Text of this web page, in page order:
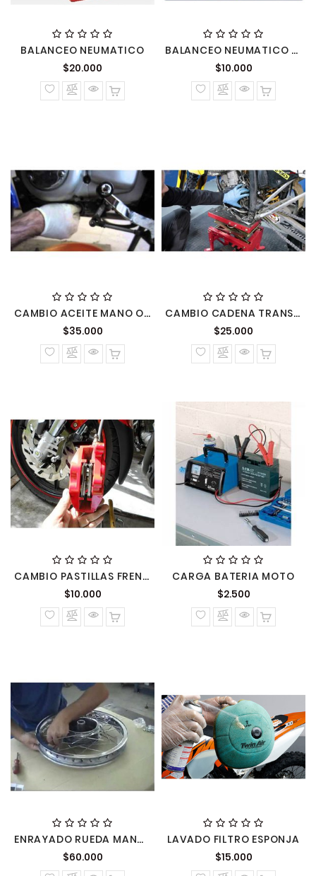
BALANCEO NEUMATICO
$20.000
normal
BALANCEO NEUMATICO RUEDA POR MANO
$10.000Precio
normal
CAMBIO ACEITE MANO OBRA
$35.000Precio
normal
CAMBIO CADENA TRANSMISION MANO OBRA
$25.000
normal
CAMBIO PASTILLAS FRENO MANO OBRA
$10.000Precio
normal
CARGA BATERIA MOTO
$2.500Precio
normal
ENRAYADO RUEDA MANO OBRA POR HORA
$60.000Precio
normal
LAVADO FILTRO ESPONJA
$15.000Precio
normal